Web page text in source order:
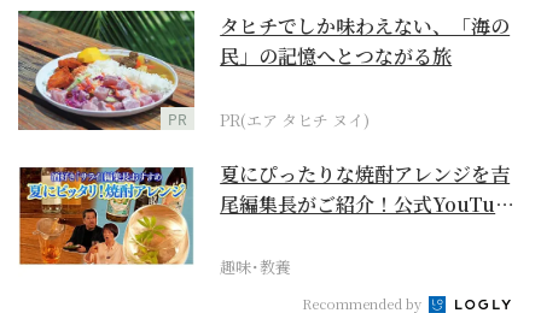
PR
タヒチでしか味わえない、「海の
民」の記憶へとつながる旅
PR(エア タヒチ ヌイ)
夏にぴったりな焼酎アレンジを吉
尾編集長がご紹介！公式YouTube
趣味･教養
Recommended by